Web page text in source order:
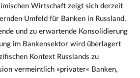
Wirtschaft zeigt sich derzeit
Umfeld für Banken in Russland.
und zu erwartende Konsolidierung
im Bankensektor wird überlagert
Kontext Russlands zu
vermeintlich »privater« Banken,